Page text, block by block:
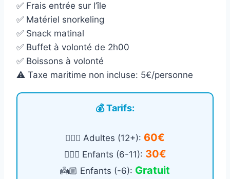
✅ Frais entrée sur l’île
✅ Matériel snorkeling
✅ Snack matinal
✅ Buffet à volonté de 2h00
✅ Boissons à volonté
⚠️ Taxe maritime non incluse: 5€/personne
💰 Tarifs:
🙎🏻‍♂️ Adultes (12+): 60€
🧍🏻‍♀️ Enfants (6-11): 30€
👼🏼 Enfants (-6): Gratuit